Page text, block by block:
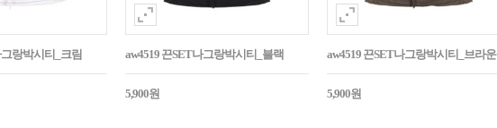
랑박시티_크림 aw4519 끈SET나그랑박시티_블랙
5,900원
aw4519 끈SET나그랑박시티_브라운
5,900원